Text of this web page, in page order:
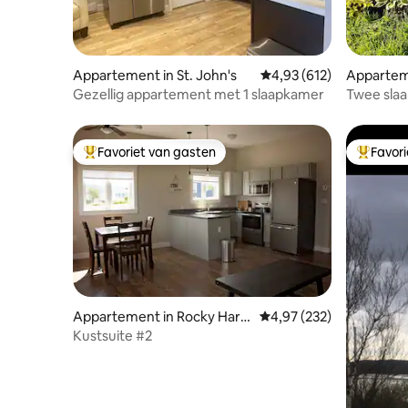
Appartement in St. John's Gemiddelde
4,93 (612)
Gezellig appartement met 1 slaapkamer
Twee
Topfavoriet van gasten
Favoriet van gasten
Appartement in Rocky Harb
our
Gemiddelde
4,97 (232)
Kustsuite #2